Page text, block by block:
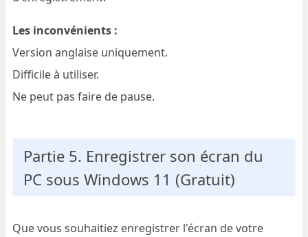
Les inconvénients :
Version anglaise uniquement.
Difficile à utiliser.
Ne peut pas faire de pause.
Partie 5. Enregistrer son écran du
PC sous Windows 11 (Gratuit)
Que vous souhaitiez enregistrer l'écran de votre